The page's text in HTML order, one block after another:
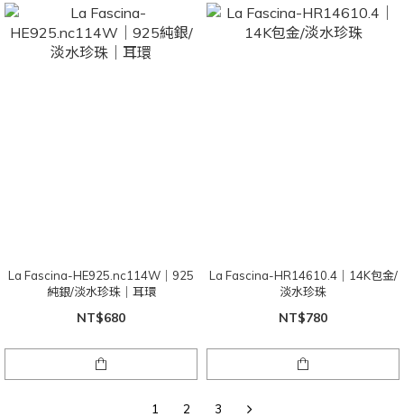
La Fascina-HE925.nc114W｜925
純銀/淡水珍珠｜耳環
NT$680
La Fascina-HR14610.4｜14K包金/
淡水珍珠
NT$780
1 2 3